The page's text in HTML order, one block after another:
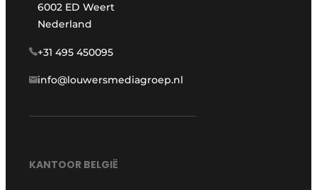
6002 ED Weert
Nederland
+31 495 450095
info@louwersmediagroep.nl
KANTOOR BELGIË